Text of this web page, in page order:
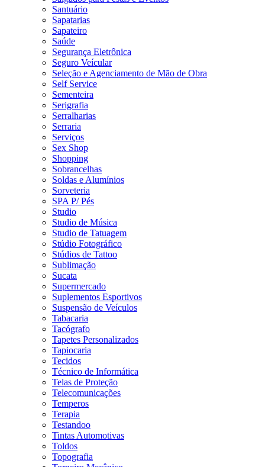
Santuário
Sapatarias
Sapateiro
Saúde
Segurança Eletrônica
Seguro Veícular
Seleção e Agenciamento de Mão de Obra
Self Service
Sementeira
Serigrafia
Serralharias
Serraria
Serviços
Sex Shop
Shopping
Sobrancelhas
Soldas e Alumínios
Sorveteria
SPA P/ Pés
Studio
Studio de Música
Studio de Tatuagem
Stúdio Fotográfico
Stúdios de Tattoo
Sublimação
Sucata
Supermercado
Suplementos Esportivos
Suspensão de Veículos
Tabacaria
Tacógrafo
Tapetes Personalizados
Tapiocaria
Tecidos
Técnico de Informática
Telas de Proteção
Telecomunicações
Temperos
Terapia
Testandoo
Tintas Automotivas
Toldos
Topografia